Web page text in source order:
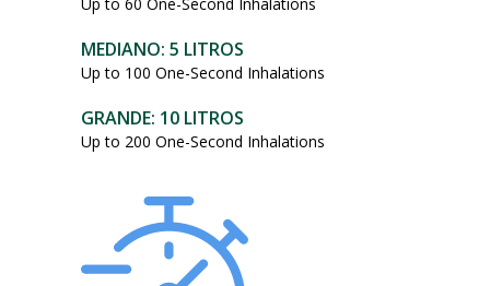
Las
se
pueden
en
la
MEDIANO: 5 LITROS
Up to 100 One-Second Inhalations
GRANDE: 10 LITROS
Up to 200 One-Second Inhalations